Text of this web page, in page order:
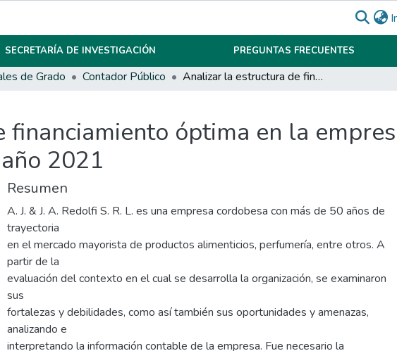
SECRETARÍA DE INVESTIGACIÓN PREGUNTAS FRECUENTES
de Grado Contador Público Analizar la estructura de financiamiento óptima en la empresa A.J & J.A Redolfi S.R.L durante el año 2021
óptima en la
2021
Resumen
A. J. & J. A. Redolfi S. R. L. es una empresa cordobesa con más de 50 años de
trayectoria
en el mercado mayorista de productos alimenticios, perfumería, entre otros. A
partir de la
evaluación del contexto en el cual se desarrolla la organización, se examinaron
sus
fortalezas y debilidades, como así también sus oportunidades y amenazas,
analizando e
interpretando la información contable de la empresa. Fue necesario la